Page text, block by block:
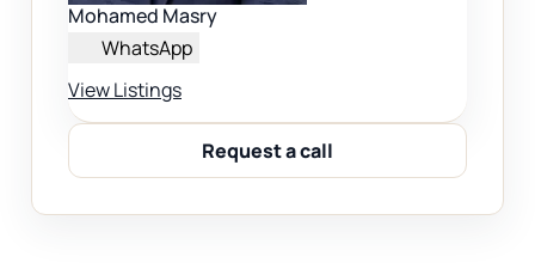
Mohamed Masry
WhatsApp
View Listings
Request a call